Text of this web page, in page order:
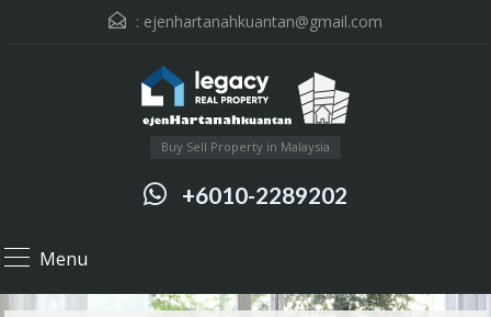
: ejenhartanahkuantan@gmail.com
Buy Sell Property in Malaysia
+6010-2289202
Menu